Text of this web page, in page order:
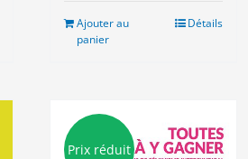
Ajouter au
panier
Détails
Prix réduit